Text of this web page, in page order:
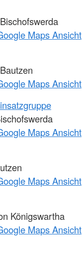
Maps Ansicht
Maps Ansicht
Maps Ansicht
Maps Ansicht
Königswartha
Maps Ansicht